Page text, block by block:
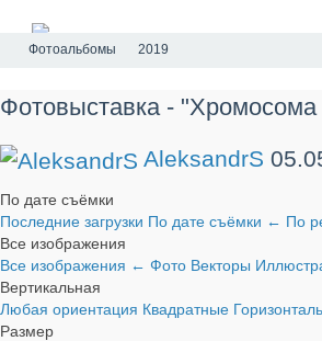
Фотоальбомы 2019
Фотовыставка -
AleksandrS
По дате съёмки
Последние загрузки По дате съёмки ← По
Все изображения
Все изображения ← Фото Векторы
Вертикальная
Любая ориентация Квадратные
Размер